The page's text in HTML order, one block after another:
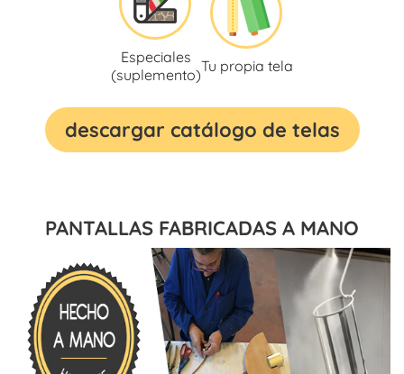
Especiales
(suplemento)Tu propia tela
descargar catálogo de telas
PANTALLAS FABRICADAS A MANO